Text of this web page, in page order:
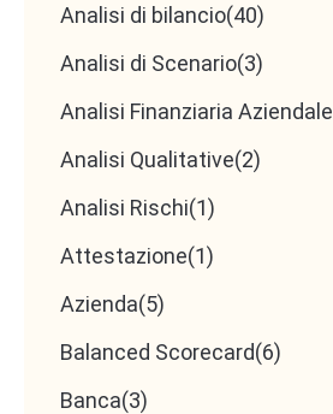
Analisi di bilancio(40)
Analisi di Scenario(3)
Analisi Finanziaria Aziendale
Analisi Qualitative(2)
Analisi Rischi(1)
Attestazione(1)
Azienda(5)
Balanced Scorecard(6)
Banca(3)